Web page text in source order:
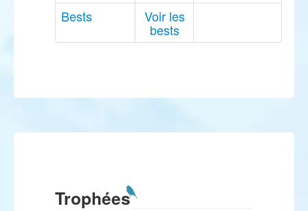
Bests Voir les
bests
Trophées